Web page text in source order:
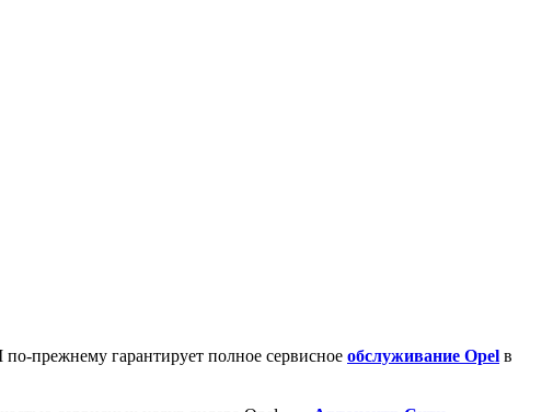
прежнему гарантирует полное сервисное обслуживание Opel в